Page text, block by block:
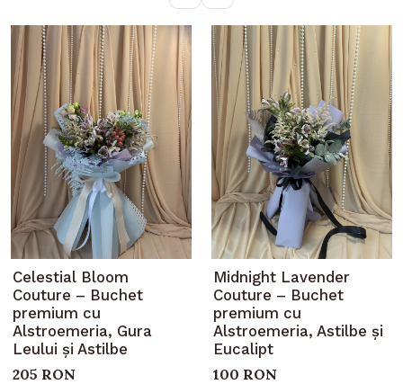
Celestial Bloom
Couture – Buchet
premium cu
Alstroemeria, Gura
Leului și Astilbe
205 RON
Midnight Lavender
Couture – Buchet
premium cu
Alstroemeria, Astilbe și
Eucalipt
100 RON